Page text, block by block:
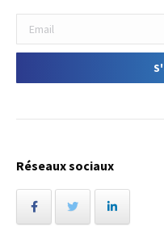
Réseaux sociaux